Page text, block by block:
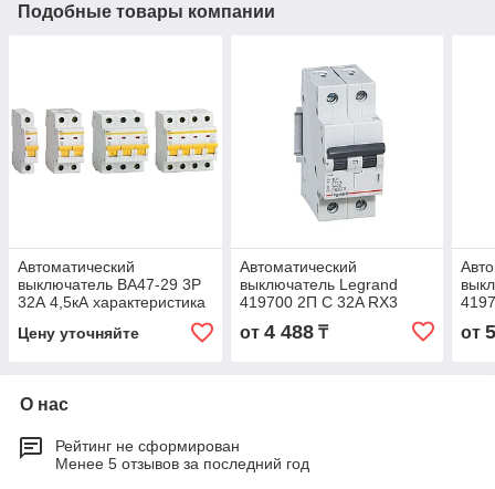
Подобные товары компании
Автоматический
выключатель ВА47-29 3Р
32А 4,5кА характеристика
Цену уточняйте
Автоматический
выключатель Legrand
419700 2П C 32A RX3
от 4 488₸ от
О нас
Рейтинг не сформирован
Менее 5 отзывов за последний год